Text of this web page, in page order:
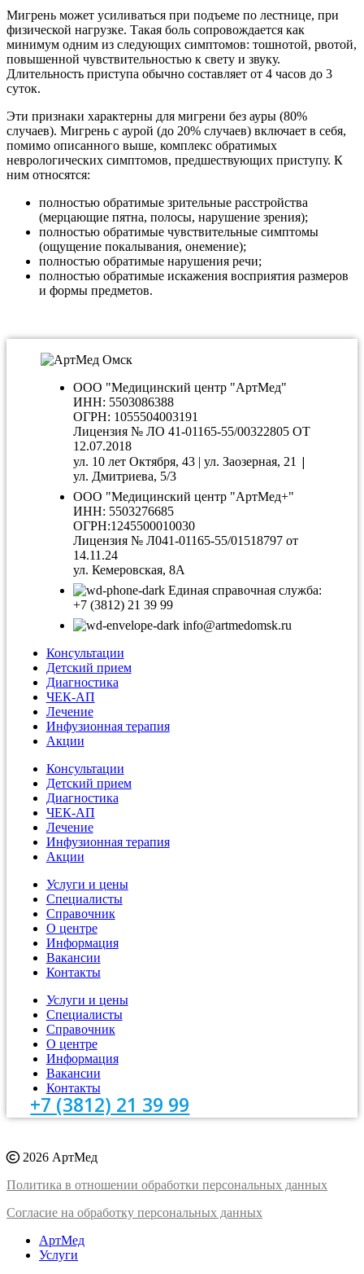
Мигрень может усиливаться при подъеме по лестнице, при
физической нагрузке. Такая боль сопровождается как
минимум одним из следующих симптомов: тошнотой, рвотой,
повышенной чувствительностью к свету и звуку.
Длительность приступа обычно составляет от 4 часов до 3
суток.
Эти признаки характерны для мигрени без ауры (80%
случаев). Мигрень с аурой (до 20% случаев) включает в себя,
помимо описанного выше, комплекс обратимых
неврологических симптомов, предшествующих приступу. К
ним относятся:
полностью обратимые зрительные расстройства
(мерцающие пятна, полосы, нарушение зрения);
полностью обратимые чувствительные симптомы
(ощущение покалывания, онемение);
полностью обратимые нарушения речи;
полностью обратимые искажения восприятия размеров
и формы предметов.
ООО "Медицинский центр "АртМед"
ИНН: 5503086388
ОГРН: 1055504003191
Лицензия № ЛО 41-01165-55/00322805 ОТ
12.07.2018
ул. 10 лет Октября, 43 | ул. Заозерная, 21 |
ул. Дмитриева, 5/3
ООО "Медицинский центр "АртМед+"
ИНН: 5503276685
ОГРН:1245500010030
Лицензия № Л041-01165-55/01518797 от
14.11.24
ул. Кемеровская, 8А
Единая справочная служба:
+7 (3812) 21 39 99
info@artmedomsk.ru
Консультации
Детский прием
Диагностика
ЧЕК-АП
Лечение
Инфузионная терапия
Акции
Консультации
Детский прием
Диагностика
ЧЕК-АП
Лечение
Инфузионная терапия
Акции
Услуги и цены
Специалисты
Справочник
О центре
Информация
Вакансии
Контакты
Услуги и цены
Специалисты
Справочник
О центре
Информация
Вакансии
Контакты
+7 (3812) 21 39 99
2026 АртМед
Политика в отношении обработки персональных данных
Согласие на обработку персональных данных
АртМед
Услуги